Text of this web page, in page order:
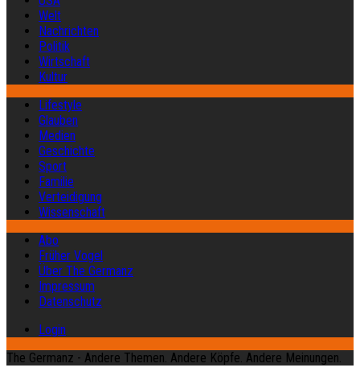
Welt
Nachrichten
Politik
Wirtschaft
Kultur
Lifestyle
Glauben
Medien
Geschichte
Sport
Familie
Verteidigung
Wissenschaft
Abo
Früher Vogel
Über The Germanz
Impressum
Datenschutz
Login
The Germanz - Andere Themen. Andere Köpfe. Andere Meinungen.